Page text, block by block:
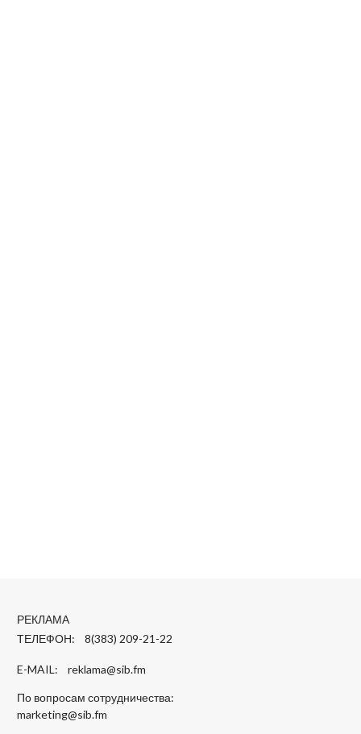
РЕКЛАМА
ТЕЛЕФОН: 8(383) 209-21-22
E-MAIL: reklama@sib.fm
По вопросам сотрудничества:
marketing@sib.fm